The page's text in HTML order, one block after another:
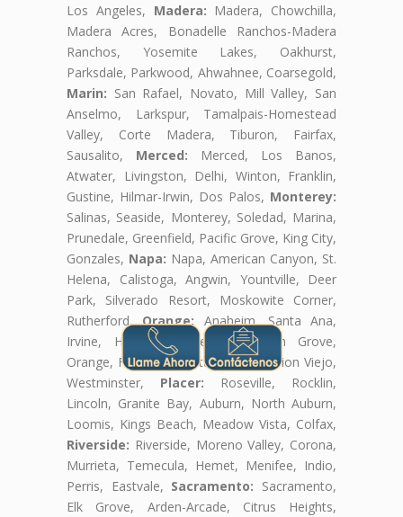
Los Angeles, Madera: Madera, Chowchilla,
Madera Acres, Bonadelle Ranchos-Madera
Ranchos, Yosemite Lakes, Oakhurst,
Parksdale, Parkwood, Ahwahnee, Coarsegold,
Marin: San Rafael, Novato, Mill Valley, San
Anselmo, Larkspur, Tamalpais-Homestead
Valley, Corte Madera, Tiburon, Fairfax,
Sausalito, Merced: Merced, Los Banos,
Atwater, Livingston, Delhi, Winton, Franklin,
Gustine, Hilmar-Irwin, Dos Palos, Monterey:
Salinas, Seaside, Monterey, Soledad, Marina,
Prunedale, Greenfield, Pacific Grove, King City,
Gonzales, Napa: Napa, American Canyon, St.
Helena, Calistoga, Angwin, Yountville, Deer
Park, Silverado Resort, Moskowite Corner,
Rutherford,Orange: Anaheim, Santa Ana,
Irvine, Huntington Beach, Garden Grove,
Orange, Fullerton, Costa Mesa, Mission Viejo,
Westminster, Placer: Roseville, Rocklin,
Lincoln, Granite Bay, Auburn, North Auburn,
Loomis, Kings Beach, Meadow Vista, Colfax,
Riverside: Riverside, Moreno Valley, Corona,
Murrieta, Temecula, Hemet, Menifee, Indio,
Perris, Eastvale, Sacramento: Sacramento,
Elk Grove, Arden-Arcade, Citrus Heights,